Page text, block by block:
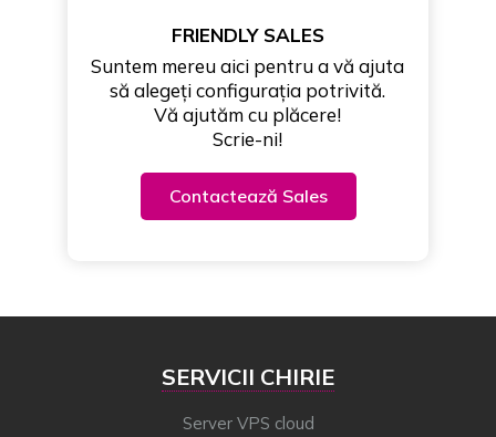
FRIENDLY SALES
Suntem mereu aici pentru a vă ajuta
să alegeți configurația potrivită.
Vă ajutăm cu plăcere!
Scrie-ni!
Contactează Sales
SERVICII CHIRIE
Server VPS cloud